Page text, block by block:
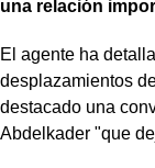
una relación
El agente ha
desplazamientos
destacado una
Abdelkader "que